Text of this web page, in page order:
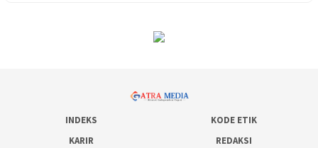
INDEKS
KODE ETIK
KARIR
REDAKSI